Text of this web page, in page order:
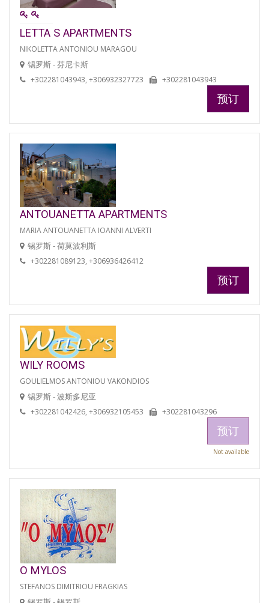
LETTA S APARTMENTS
NIKOLETTA ANTONIOU MARAGOU
锡罗斯 - 芬尼卡斯
+302281043943, +306932327723 +302281043943
预订
ANTOUANETTA APARTMENTS
MARIA ANTOUANETTA IOANNI ALVERTI
锡罗斯 - 荷莫波利斯
+302281089123, +306936426412
预订
WILY ROOMS
GOULIELMOS ANTONIOU VAKONDIOS
锡罗斯 - 波斯多尼亚
+302281042426, +306932105453 +302281043296
预订
Not available
O MYLOS
STEFANOS DIMITRIOU FRAGKIAS